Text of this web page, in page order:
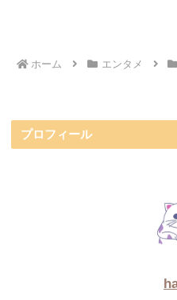
ホーム エンタメ
プロフィール